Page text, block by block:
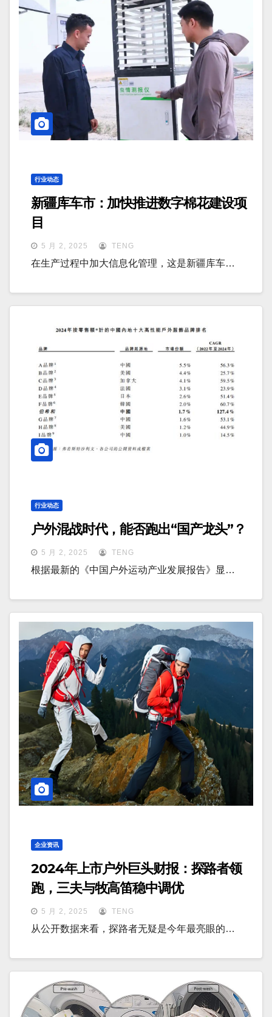
行业动态
新疆库车市：加快推进数字棉花建设项
目
5 月 2, 2025 TENG
在生产过程中加大信息化管理，这是新疆库车…
行业动态
户外混战时代，能否跑出“国产龙头”？
5 月 2, 2025 TENG
根据最新的《中国户外运动产业发展报告》显…
企业资讯
2024年上市户外巨头财报：探路者领
跑，三夫与牧高笛稳中调优
5 月 2, 2025 TENG
从公开数据来看，探路者无疑是今年最亮眼的…